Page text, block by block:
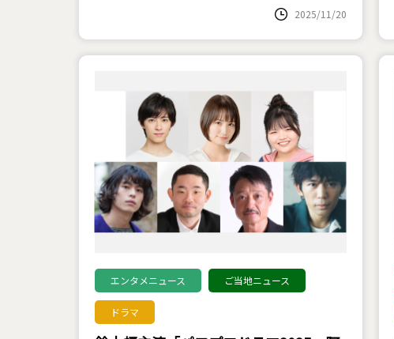
2025/11/20
エンタメニュース ご当地ニュース
ドラマ